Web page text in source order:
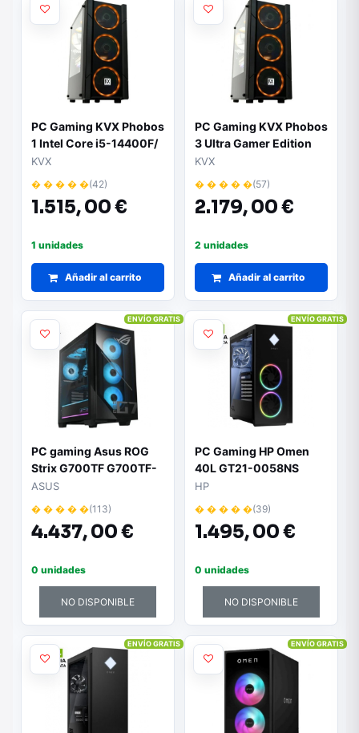
PC Gaming KVX Phobos
1 Intel Core i5-14400F/
16GB/ 1TB SSD/ GeForce
RTX 5060/ Sin Sistema
Operativo
KVX
� � � � �(42)
1.515,00 €
1 unidades
Añadir al carrito
PC Gaming KVX Phobos
3 Ultra Gamer Edition
Intel Core Ultra 5-
245KF/ 32GB/ 2TB SSD/
RTX 5060Ti/ Sin
Sistema Operativo
KVX
� � � � �(57)
2.179,00 €
2 unidades
Añadir al carrito
PC gaming Asus ROG
Strix G700TF G700TF-
09285K0830 - Intel
Core Ultra 9 285K | 64
GB RAM | 2 TB SSD |
GeForce RTX 5080 | Sin
ASUS
� � � � �(113)
4.437,00 €
0 unidades
NO DISPONIBLE
ENVÍO GRATIS
PC Gaming HP Omen
40L GT21-0058NS
Ryzen 5 5600G/ 16GB/
512GB SSD/ GeForce
RTX 3060Ti/ Win11
HP
� � � � �(39)
1.495,00 €
0 unidades
NO DISPONIBLE
ENVÍO GRATIS
ENVÍO GRATIS ENVÍO GRATIS